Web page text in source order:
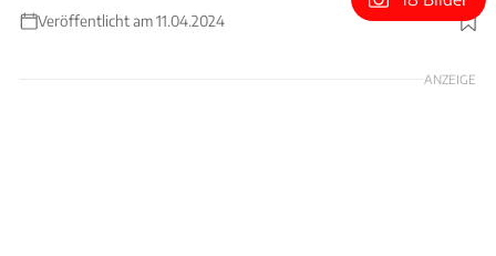
Veröffentlicht am 11.04.2024
Foto: Hans-Dieter Seufert
ANZEIGE